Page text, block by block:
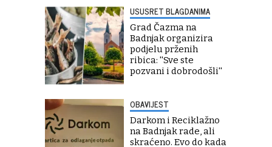
USUSRET BLAGDANIMA
Grad Čazma na
Badnjak organizira
podjelu prženih
ribica: ''Sve ste
pozvani i dobrodošli''
OBAVIJEST
Darkom i Reciklažno
na Badnjak rade, ali
skraćeno. Evo do kada